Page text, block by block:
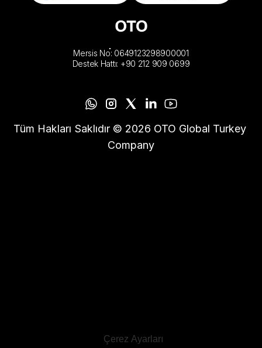
Mersis No: 0649123298900001
Destek Hattı: +90 212 909 0699
Tüm Hakları Saklıdır © 2026 OTO Global Turkey
Company
Çerez Ayarları